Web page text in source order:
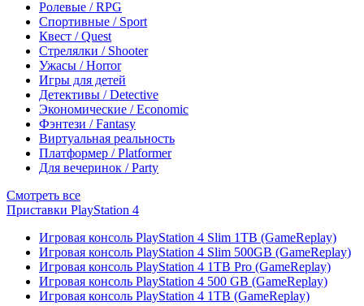
Ролевые / RPG
Спортивные / Sport
Квест / Quest
Стрелялки / Shooter
Ужасы / Horror
Игры для детей
Детективы / Detective
Экономические / Economic
Фэнтези / Fantasy
Виртуальная реальность
Платформер / Platformer
Для вечеринок / Party
Смотреть все
Приставки PlayStation 4
Игровая консоль PlayStation 4 Slim 1TB (GameReplay)
Игровая консоль PlayStation 4 Slim 500GB (GameReplay)
Игровая консоль PlayStation 4 1TB Pro (GameReplay)
Игровая консоль PlayStation 4 500 GB (GameReplay)
Игровая консоль PlayStation 4 1TB (GameReplay)